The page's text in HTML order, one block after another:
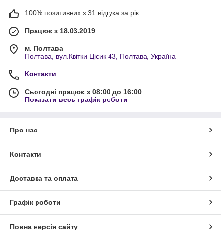
100% позитивних з 31 відгука за рік
Працює з 18.03.2019
м. Полтава
Полтава, вул.Квітки Цісик 43, Полтава, Україна
Контакти
Сьогодні працює з 08:00 до 16:00
Показати весь графік роботи
Про нас
Контакти
Доставка та оплата
Графік роботи
Повна версія сайту